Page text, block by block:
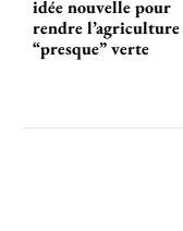
idée nouvelle pour
rendre l’agriculture
“presque” verte